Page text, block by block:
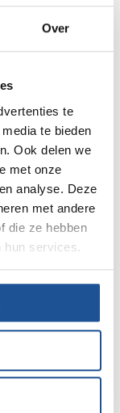
Over
te
te bieden
Ook delen we
met onze
analyse. Deze
met andere
die ze hebben
hun services.
tevreden
volgen.
onze klanten.
de
een
resultaten
te